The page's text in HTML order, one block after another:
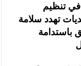
في تنظيم
تهدد سلامة
باستدامة